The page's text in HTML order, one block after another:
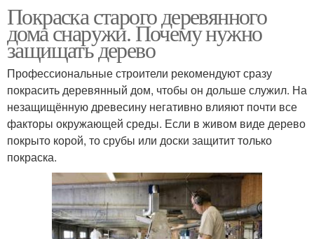
Покраска старого деревянного
дома снаружи. Почему нужно
защищать дерево
Профессиональные строители рекомендуют сразу
покрасить деревянный дом, чтобы он дольше служил. На
незащищённую древесину негативно влияют почти все
факторы окружающей среды. Если в живом виде дерево
покрыто корой, то срубы или доски защитит только
покраска.